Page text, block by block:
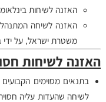
האזנה לשיחות
האזנה לשיחה
משטרת ישראל, על ידי
האזנה לשיחות
בתנאים מסוימים
לשיחה שהעדות עליה